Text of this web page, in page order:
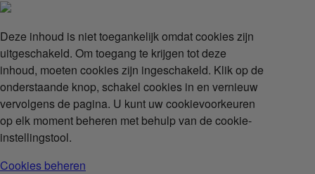
Deze inhoud is niet toegankelijk omdat cookies zijn
uitgeschakeld. Om toegang te krijgen tot deze
inhoud, moeten cookies zijn ingeschakeld. Klik op de
onderstaande knop, schakel cookies in en vernieuw
vervolgens de pagina. U kunt uw cookievoorkeuren
op elk moment beheren met behulp van de cookie-
instellingstool.
Cookies beheren